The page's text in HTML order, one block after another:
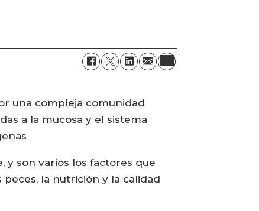
una compleja comunidad
a la mucosa y el sistema
y son varios los factores que
la nutrición y la calidad